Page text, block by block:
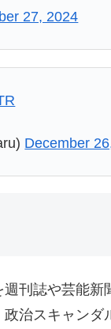
27, 2024
December
刊誌や芸能
治スキャンダ